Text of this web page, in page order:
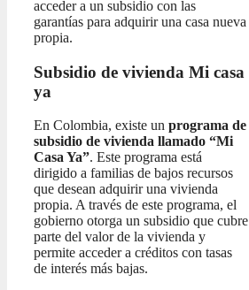
acceder a un subsidio con las
garantías para adquirir una casa nueva
propia.
Subsidio de vivienda Mi casa
ya
En Colombia, existe un programa de
subsidio de vivienda llamado “Mi
Casa Ya”. Este programa está
dirigido a familias de bajos recursos
que desean adquirir una vivienda
propia. A través de este programa, el
gobierno otorga un subsidio que cubre
parte del valor de la vivienda y
permite acceder a créditos con tasas
de interés más bajas.